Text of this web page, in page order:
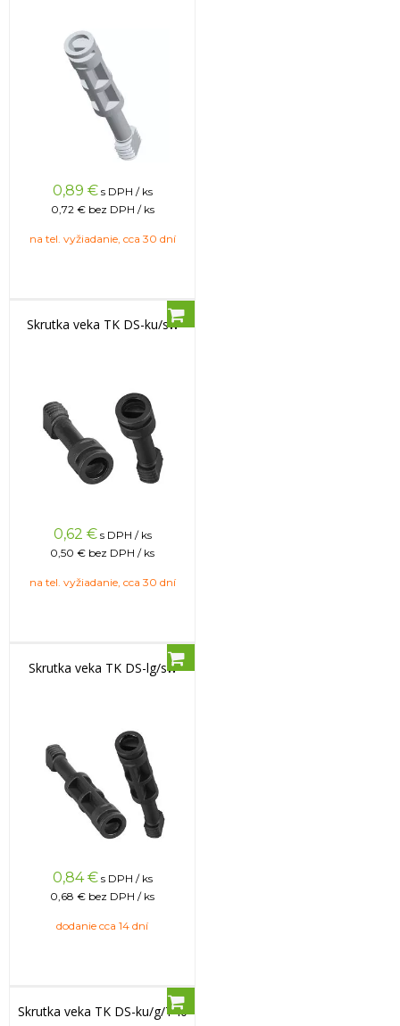
0,89 € s DPH / ks
0,72 € bez DPH / ks
na tel. vyžiadanie, cca 30 dní
Skrutka veka TK DS-ku/sw
0,62 € s DPH / ks
0,50 € bez DPH / ks
na tel. vyžiadanie, cca 30 dní
Skrutka veka TK DS-lg/sw
0,84 € s DPH / ks
0,68 € bez DPH / ks
dodanie cca 14 dní
Skrutka veka TK DS-ku/g/T40